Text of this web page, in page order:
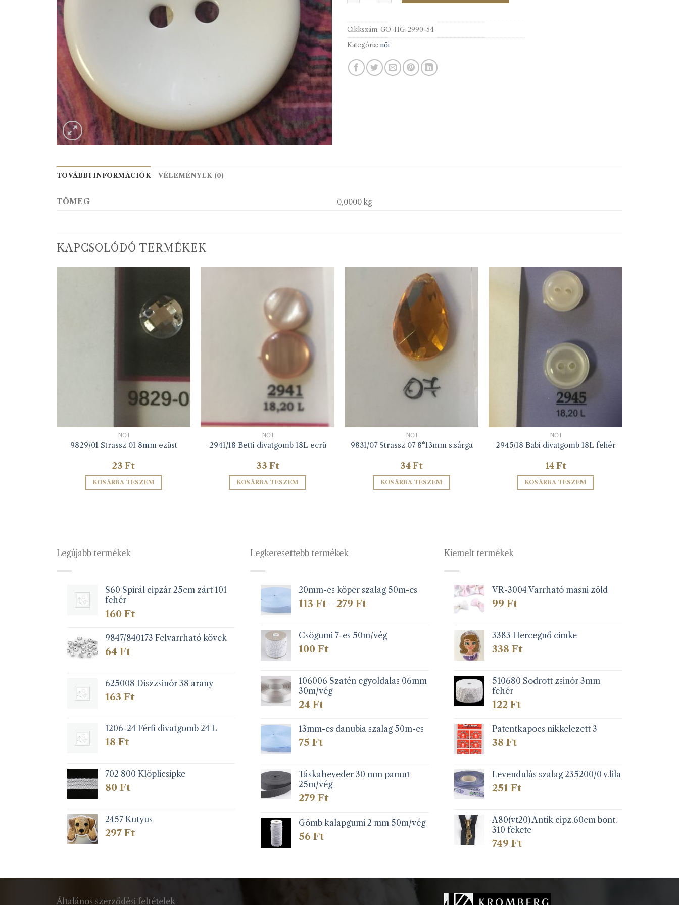
Cikkszám: GO-HG-2990-54
Kategória: női
TOVÁBBI INFORMÁCIÓK VÉLEMÉNYEK (0)
TÖMEG 0,0000 kg
KAPCSOLÓDÓ TERMÉKEK
NŐI
9829/01 Strassz 01 8mm ezüst
23 Ft
KOSÁRBA TESZEM
NŐI
2941/18 Betti divatgomb 18L ecrü
33 Ft
KOSÁRBA TESZEM
NŐI
9831/07 Strassz 07 8*13mm s.sárga
34Ft
KOSÁRBA TESZEM
NŐI
2945/18 Babi divatgomb 18L fehér
14Ft
KOSÁRBA TESZEM
Legújabb termékek
S60 Spirál cipzár 25cm zárt 101
fehér
160 Ft
9847/840173 Felvarrható kövek
64 Ft
625008 Diszzsinór 38 arany
163 Ft
1206-24 Férfi divatgomb 24 L
18 Ft
702 800 Klöplicsipke
80 Ft
2457 Kutyus
297 Ft
Legkeresettebb termékek
20mm-es köper szalag 50m-es
113Ft – 279FtÁrtartomány:
279 Ft
Csögumi 7-es 50m/vég
100Ft
106006 Szatén egyoldalas 06mm
30m/vég
24Ft
13mm-es danubia szalag 50m-es
75Ft
Táskaheveder 30 mm pamut
25m/vég
279Ft
Gömb kalapgumi 2 mm 50m/vég
56Ft
Kiemelt termékek
VR-3004 Varrható masni zöld
99Ft
3383 Hercegnő cimke
338Ft
510680 Sodrott zsinór 3mm
fehér
122Ft
Patentkapocs nikkelezett 3
38Ft
Levendulás szalag 235200/0 v.lila
251Ft
A80(vt20) Antik cipz.60cm bont.
310 fekete
749Ft
Általános szerződési feltételek